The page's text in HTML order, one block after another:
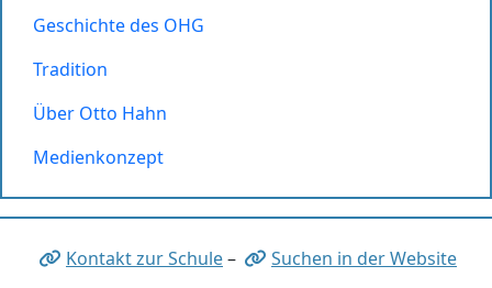
Geschichte des OHG
Tradition
Über Otto Hahn
Medienkonzept
Kontakt zur Schule–
Suchen in der Website